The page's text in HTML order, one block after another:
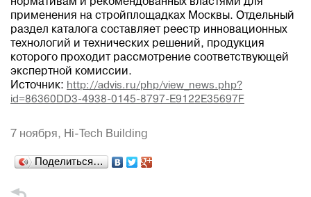
нормативам и рекомендованных властями для
применения на стройплощадках Москвы. Отдельный
раздел каталога составляет реестр инновационных
технологий и технических решений, продукция
которого проходит рассмотрение соответствующей
экспертной комиссии.
Источник: http://advis.ru/php/view_news.php?
id=86360DD3-4938-0145-8797-E9122E35697F
7 ноября, Hi-Tech Building
Поделиться…